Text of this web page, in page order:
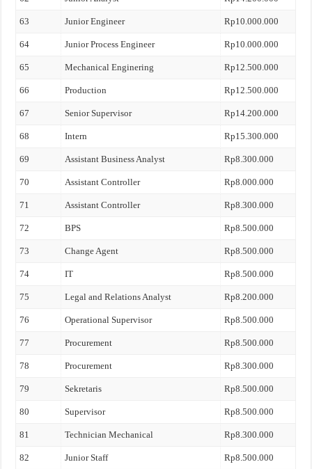
63 Junior Engineer Rp10.000.000
64 Junior Process Engineer Rp10.000.000
65 Mechanical Enginering Rp12.500.000
66 Production Rp12.500.000
67 Senior Supervisor Rp14.200.000
68 Intern Rp15.300.000
69 Assistant Business Analyst Rp8.300.000
70 Assistant Controller Rp8.000.000
71 Assistant Controller Rp8.300.000
72 BPS Rp8.500.000
73 Change Agent Rp8.500.000
74 IT Rp8.500.000
75 Legal and Relations Analyst Rp8.200.000
76 Operational Supervisor Rp8.500.000
77 Procurement Rp8.500.000
78 Procurement Rp8.300.000
79 Sekretaris Rp8.500.000
80 Supervisor Rp8.500.000
81 Technician Mechanical Rp8.300.000
82 Junior Staff Rp8.500.000